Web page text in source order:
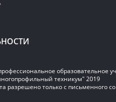
образовательное
техникум" 2019
разрешено только с письменного